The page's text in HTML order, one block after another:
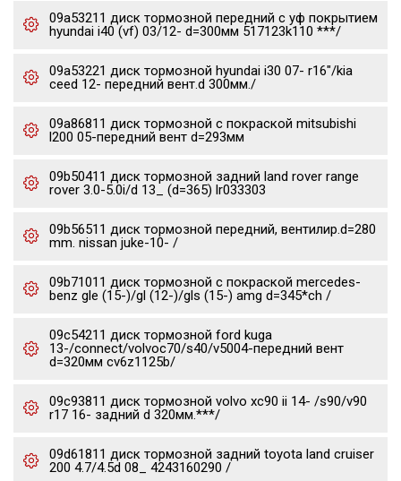
09a53211 диск тормозной передний с уф покрытием
hyundai i40 (vf) 03/12- d=300мм 517123k110 ***/
09a53221 диск тормозной hyundai i30 07- r16"/kia
ceed 12- передний вент.d 300мм./
09a86811 диск тормозной с покраской mitsubishi
l200 05-передний вент d=293мм
09b50411 диск тормозной задний land rover range
rover 3.0-5.0i/d 13_ (d=365) lr033303
09b56511 диск тормозной передний, вентилир.d=280
mm. nissan juke-10- /
09b71011 диск тормозной с покраской mercedes-
benz gle (15-)/gl (12-)/gls (15-) amg d=345*ch /
09c54211 диск тормозной ford kuga
13-/connect/volvoc70/s40/v5004-передний вент
d=320мм cv6z1125b/
09c93811 диск тормозной volvo xc90 ii 14- /s90/v90
r17 16- задний d 320мм.***/
09d61811 диск тормозной задний toyota land cruiser
200 4.7/4.5d 08_ 4243160290 /